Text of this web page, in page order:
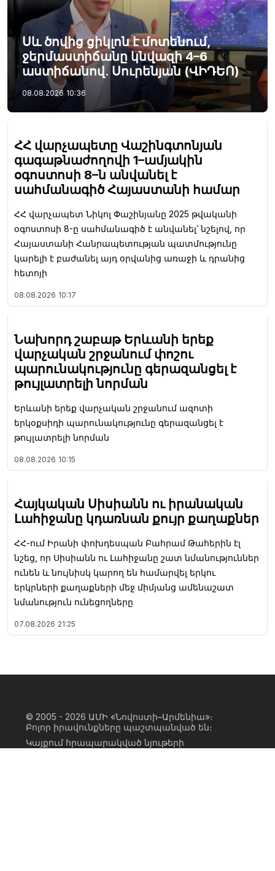
Սև ծովից ցիկլոն է մոտենում,
ջերմաստիճանը կնվազի 4–6
աստիճանով. Սուրենյան (ՎԻԴԵՈ)
08.08.2026 10:36
ՀՀ վարչապետը Վաշինգտոնյան
գագաթնաժողովի 1–ամյակին
օգոստոսի 8–ն անվանել է
սահմանագիծ Հայաստանի համար
ՀՀ վարչապետ Նիկոլ Փաշինյանը 2025 թվականի
օգոստոսի 8-ը սահմանագիծ է անվանել՝ նշելով, որ
Հայաստանի Հանրապետության պատմությունը
կարելի է բաժանել այդ օրվանից առաջի և դրանից
հետոյի
08.08.2026 10:17
Նախորդ շաբաթ Երևանի երեք
վարչական շրջանում փոշու
պարունակությունը գերազանցել է
թույլատրելի նորման
Երևանի երեք վարչական շրջանում ազոտի
երկօքսիդի պարունակությունը գերազանցել է
թույլատրելի նորման
08.08.2026 10:15
Հայկական Սիսիանն ու իրանական
Լահիջանը կդառնան քույր քաղաքներ
ՀՀ-ում Իրանի փոխդեսպան Բահրամ Թահերին էլ
նշեց, որ Սիսիանն ու Լահիջանը շատ նմանություններ
ունեն և նույնիսկ կարող են համարվել երկու
երկրների քաղաքների մեջ միմյանց ամենաշատ
նմանություն ունեցողները
07.08.2026 21:25
© 2005 - 2026 ԱՄԻ «Նովոստի–Արմենիա»։
Բոլոր իրավունքները պաշտպանված են։
Կայքում հրապարակված նյութերի